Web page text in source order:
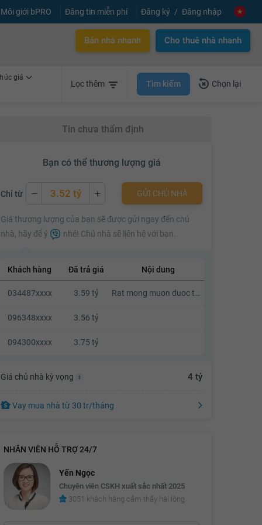
giới bPRO Đăng tin miễn phí Đăng ký Đăng nhập
Bán nhà nhanh Cho thuê nhà nhanh
giá
Lọc thêm Tìm kiếm Chọn lại
Tin chưa thẩm định
Bạn có thể thương lượng giá
Chỉ từ 3.52 tỷ
3.52 tỷ
3.54 tỷ
3.58 tỷ
3.6 tỷ
3.62 tỷ
3.68 tỷ
3.8 tỷ
3.82 tỷ
GỬI CHỦ NHÀ
Giá thương lượng của bạn sẽ được gửi ngay đến chủ
nhà, hãy để ý
nhé! Chủ nhà sẽ liên hệ với bạn.
Khách hàng Đã trả giá Nội dung
034487xxxx 3.59 tỷ Rat mong muon duoc thuong luong
096348xxxx 3.56 tỷ
094300xxxx 3.75 tỷ
Giá chủ nhà kỳ vọng 4 tỷ
Vay mua nhà từ 30 tr/tháng
NHÂN VIÊN HỖ TRỢ 24/7
Yến Ngọc
Chuyên viên CSKH xuất sắc nhất 2025
3051 khách hàng cảm thấy hài lòng